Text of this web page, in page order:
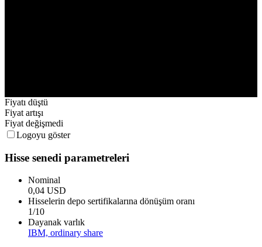
Fiyatı düştü
Fiyat artışı
Fiyat değişmedi
Logoyu göster
Hisse senedi parametreleri
Nominal
0,04 USD
Hisselerin depo sertifikalarına dönüşüm oranı
1/10
Dayanak varlık
IBM, ordinary share